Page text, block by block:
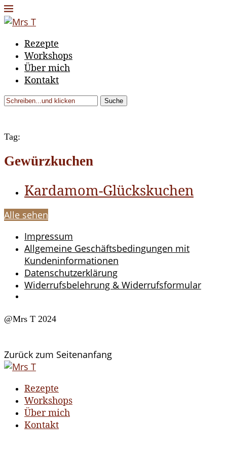
Rezepte
Workshops
Über mich
Kontakt
Suche
Tag:
Gewürzkuchen
Kardamom-Glückskuchen
Alle sehen
Impressum
Allgemeine Geschäftsbedingungen mit
Kundeninformationen
Datenschutzerklärung
Widerrufsbelehrung & Widerrufsformular
@Mrs T 2024
Zurück zum Seitenanfang
Rezepte
Workshops
Über mich
Kontakt